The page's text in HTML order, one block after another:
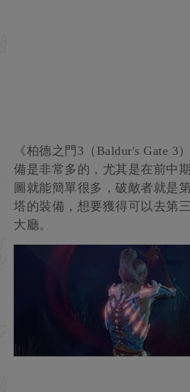
《柏德之門3（Baldur's Gate 3
備是非常多的，尤其是在前中
圖就能簡單很多，破敵者就是
塔的裝備，想要獲得可以去第
大廳。